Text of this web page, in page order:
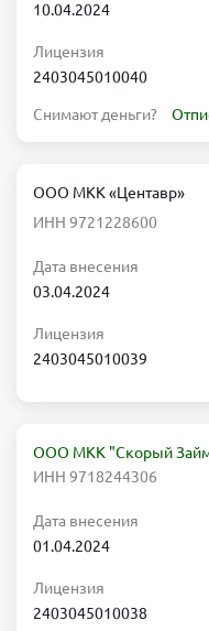
10.04.2024
Лицензия
2403045010040
Снимают деньги?
ООО МКК «Центавр»
ИНН 9721228600
Дата внесения
03.04.2024
Лицензия
2403045010039
ООО МКК "Скорый
ИНН 9718244306
Дата внесения
01.04.2024
Лицензия
2403045010038